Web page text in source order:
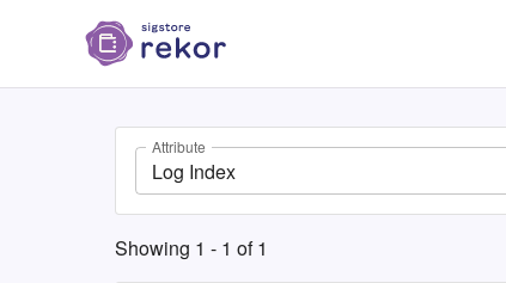
Attribute
Log Index
Showing 1 - 1 of1